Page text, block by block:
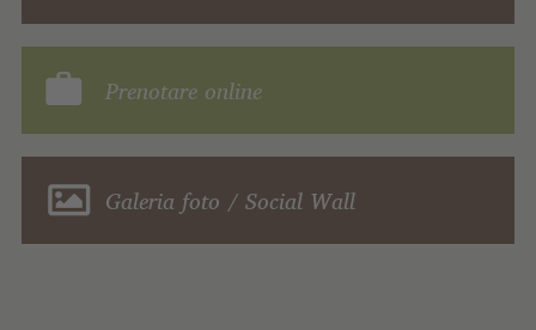
Prenotare online
Galeria foto / Social Wall